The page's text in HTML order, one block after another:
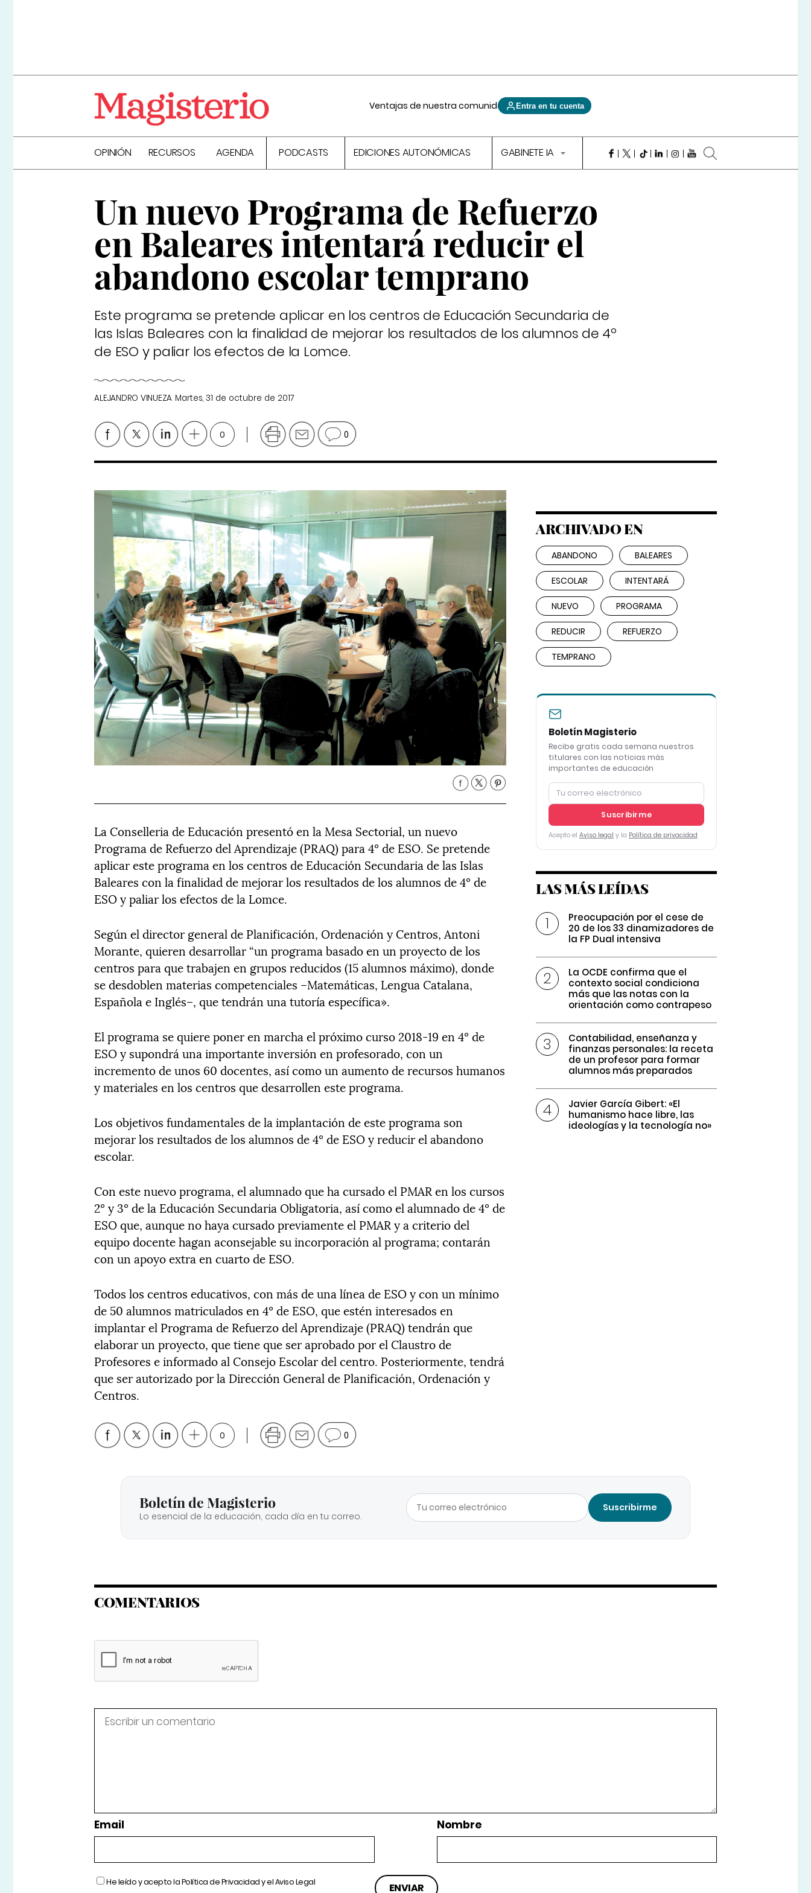
Ventajas de nuestra comunidad Entra en tu cuenta
OPINIÓN RECURSOS AGENDA PODCASTS EDICIONES AUTONÓMICAS GABINETE IA
Un nuevo Programa de Refuerzo
en Baleares intentará reducir el
abandono escolar temprano
Este programa se pretende aplicar en los centros de Educación Secundaria de
las Islas Baleares con la finalidad de mejorar los resultados de los alumnos de 4º
de ESO y paliar los efectos de la Lomce.
ALEJANDRO VINUEZA Martes, 31 de octubre de 2017
0 0
La Conselleria de Educación presentó en la Mesa Sectorial, un nuevo
Programa de Refuerzo del Aprendizaje (PRAQ) para 4º de ESO. Se pretende
aplicar este programa en los centros de Educación Secundaria de las Islas
Baleares con la finalidad de mejorar los resultados de los alumnos de 4º de
ESO y paliar los efectos de la Lomce.
Según el director general de Planificación, Ordenación y Centros, Antoni
Morante, quieren desarrollar “un programa basado en un proyecto de los
centros para que trabajen en grupos reducidos (15 alumnos máximo), donde
se desdoblen materias competenciales –Matemáticas, Lengua Catalana,
Española e Inglés–, que tendrán una tutoría específica».
El programa se quiere poner en marcha el próximo curso 2018-19 en 4º de
ESO y supondrá una importante inversión en profesorado, con un
incremento de unos 60 docentes, así como un aumento de recursos humanos
y materiales en los centros que desarrollen este programa.
Los objetivos fundamentales de la implantación de este programa son
mejorar los resultados de los alumnos de 4º de ESO y reducir el abandono
escolar.
Con este nuevo programa, el alumnado que ha cursado el PMAR en los cursos
2º y 3º de la Educación Secundaria Obligatoria, así como el alumnado de 4º de
ESO que, aunque no haya cursado previamente el PMAR y a criterio del
equipo docente hagan aconsejable su incorporación al programa; contarán
con un apoyo extra en cuarto de ESO.
Todos los centros educativos, con más de una línea de ESO y con un mínimo
de 50 alumnos matriculados en 4º de ESO, que estén interesados en
implantar el Programa de Refuerzo del Aprendizaje (PRAQ) tendrán que
elaborar un proyecto, que tiene que ser aprobado por el Claustro de
Profesores e informado al Consejo Escolar del centro. Posteriormente, tendrá
que ser autorizado por la Dirección General de Planificación, Ordenación y
Centros.
0 0
ARCHIVADO EN
ABANDONO BALEARES
ESCOLAR INTENTARÁ
NUEVO PROGRAMA
REDUCIR REFUERZO
TEMPRANO
Boletín Magisterio
Recibe gratis cada semana nuestros
titulares con las noticias más
importantes de educación
Suscribirme
Acepto el Aviso legal y la Política de privacidad
LAS MÁS LEÍDAS
Preocupación por el cese de
20 de los 33 dinamizadores de
la FP Dual intensiva
La OCDE confirma que el
contexto social condiciona
más que las notas con la
orientación como contrapeso
Contabilidad, enseñanza y
finanzas personales: la receta
de un profesor para formar
alumnos más preparados
Javier García Gibert: «El
humanismo hace libre, las
ideologías y la tecnología no»
Boletín de Magisterio
Lo esencial de la educación, cada día en tu correo.
Suscribirme
COMENTARIOS
Email Nombre
He leído y acepto laPolítica de Privacidady elAviso Legal